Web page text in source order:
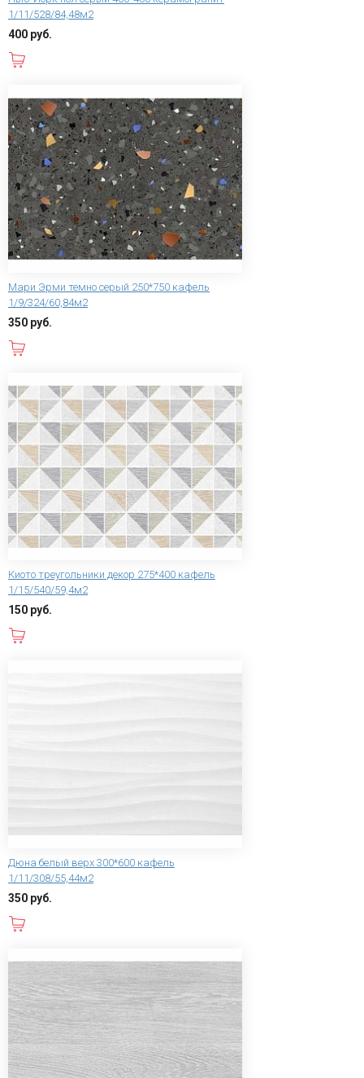
1/11/528/84,48м2
400 руб.
Мари Эрми темно серый 250*750 кафель
1/9/324/60,84м2
350 руб.
Киото треугольники декор 275*400 кафель
1/15/540/59,4м2
150 руб.
Дюна белый верх 300*600 кафель
1/11/308/55,44м2
350 руб.